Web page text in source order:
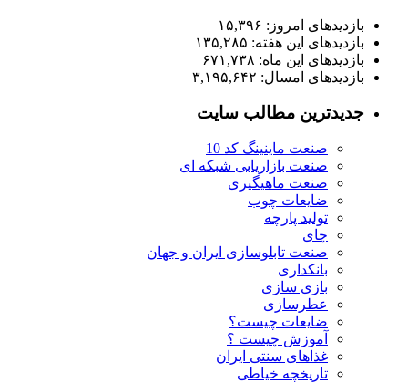
بازدیدهای امروز: ۱۵,۳۹۶
بازدیدهای این هفته: ۱۳۵,۲۸۵
بازدیدهای این ماه: ۶۷۱,۷۳۸
بازدیدهای امسال: ۳,۱۹۵,۶۴۲
جدیدترین مطالب سایت
صنعت ماینینگ کد 10
صنعت بازاریابی شبکه ای
صنعت ماهیگیری
ضایعات چوب
تولید پارچه
چای
صنعت تابلوسازی ایران و جهان
بانکداری
بازی سازی
عطرسازی
ضایعات چیست؟
آموزش چیست ؟
غذاهای سنتی ایران
تاریخچه خیاطی